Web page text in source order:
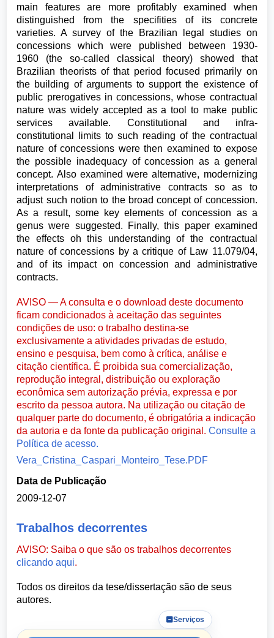
main features are more profitably examined when
distinguished from the specifities of its concrete
varieties. A survey of the Brazilian legal studies on
concessions which were published between 1930-
1960 (the so-called classical theory) showed that
Brazilian theorists of that period focused primarily on
the building of arguments to support the existence of
public prerogatives in concessions, whose contractual
nature was widely accepted as a tool to make public
services available. Constitutional and infra-
constitutional limits to such reading of the contractual
nature of concessions were then examined to expose
the possible inadequacy of concession as a general
concept. Also examined were alternative, modernizing
interpretations of administrative contracts so as to
adjust such notion to the broad concept of concession.
As a result, some key elements of concession as a
genus were suggested. Finally, this paper examined
the effects oh this understanding of the contractual
nature of concessions by a critique of Law 11.079/04,
and of its impact on concession and administrative
contracts.
AVISO — A consulta e o download deste documento
ficam condicionados à aceitação das seguintes
condições de uso: o trabalho destina-se
exclusivamente a atividades privadas de estudo,
ensino e pesquisa, bem como à crítica, análise e
citação científica. É proibida sua comercialização,
reprodução integral, distribuição ou exploração
econômica sem autorização prévia, expressa e por
escrito da pessoa autora. Na utilização ou citação de
qualquer parte do documento, é obrigatória a indicação
da autoria e da fonte da publicação original.Consulte a
Política de acesso.
Vera_Cristina_Caspari_Monteiro_Tese.PDF
Data de Publicação
2009-12-07
Trabalhos decorrentes
AVISO: Saiba o que são os trabalhos decorrentes
clicando aqui.
Todos os direitos da tese/dissertação são de seus
autores.
Serviços